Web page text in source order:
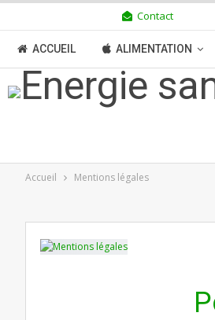
Contact
ACCUEIL ALIMENTATION
TRANSITION BOUTIQUE
Accueil Mentions légales